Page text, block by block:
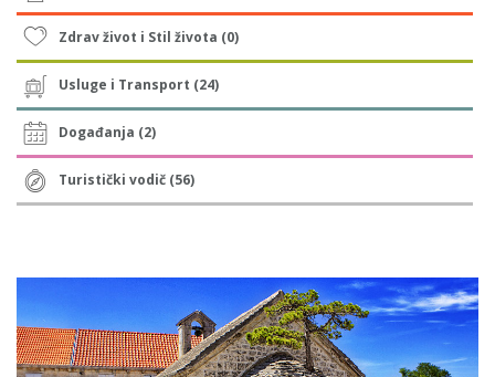
Zdrav život i Stil života (0)
Usluge i Transport (24)
Događanja (2)
Turistički vodič (56)